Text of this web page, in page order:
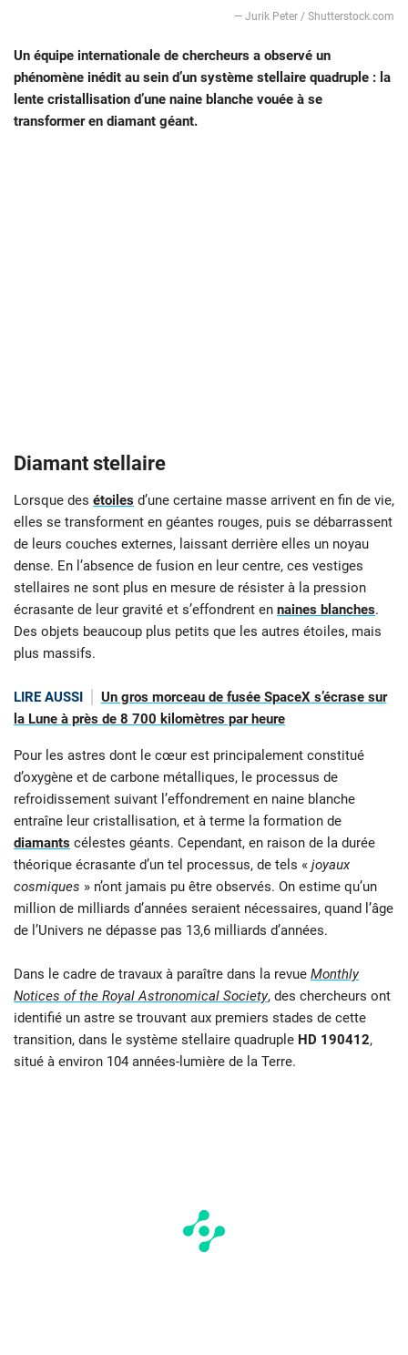
— Jurik Peter / Shutterstock.com
Un équipe internationale de chercheurs a observé un
phénomène inédit au sein d’un système stellaire quadruple : la
lente cristallisation d’une naine blanche vouée à se
transformer en diamant géant.
Diamant stellaire
Lorsque des étoiles d’une certaine masse arrivent en fin de vie,
elles se transforment en géantes rouges, puis se débarrassent
de leurs couches externes, laissant derrière elles un noyau
dense. En l’absence de fusion en leur centre, ces vestiges
stellaires ne sont plus en mesure de résister à la pression
écrasante de leur gravité et s’effondrent en naines blanches.
Des objets beaucoup plus petits que les autres étoiles, mais
plus massifs.
LIRE AUSSI
Un gros morceau de fusée SpaceX s’écrase sur
la Lune à près de 8 700 kilomètres par heure
Pour les astres dont le cœur est principalement constitué
d’oxygène et de carbone métalliques, le processus de
refroidissement suivant l’effondrement en naine blanche
entraîne leur cristallisation, et à terme la formation de
diamants célestes géants. Cependant, en raison de la durée
théorique écrasante d’un tel processus, de tels « joyaux
cosmiques » n’ont jamais pu être observés. On estime qu’un
million de milliards d’années seraient nécessaires, quand l’âge
de l’Univers ne dépasse pas 13,6 milliards d’années.
Dans le cadre de travaux à paraître dans la revue Monthly
Notices of the Royal Astronomical Society, des chercheurs ont
identifié un astre se trouvant aux premiers stades de cette
transition, dans le système stellaire quadruple HD 190412,
situé à environ 104 années-lumière de la Terre.